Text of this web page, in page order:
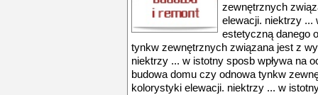
zewnętrznych
elewacji. niektrzy ...
estetyczną danego
tynkw zewnętrznych związana jest z
niektrzy ... w istotny sposb wpływa na
budowa domu czy odnowa tynkw
kolorystyki elewacji. niektrzy ... w